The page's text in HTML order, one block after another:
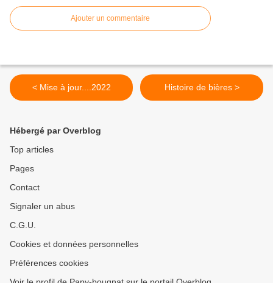
Ajouter un commentaire
< Mise à jour....2022 Histoire de bières >
Hébergé par Overblog
Top articles
Pages
Contact
Signaler un abus
C.G.U.
Cookies et données personnelles
Préférences cookies